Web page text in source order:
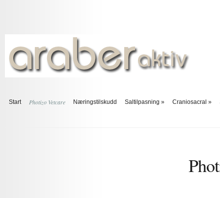
Start Photizo Vetcare Næringstilskudd Saltilpasning » Craniosacral »